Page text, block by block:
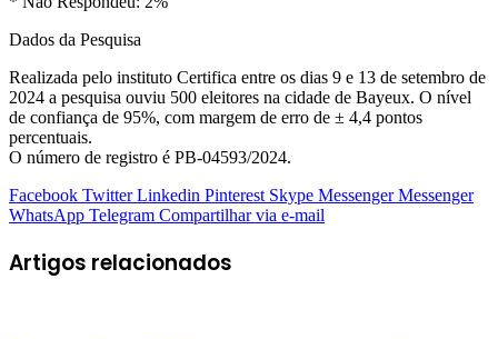
Dados da Pesquisa
Realizada pelo instituto Certifica entre os dias 9 e 13 de setembro de
2024 a pesquisa ouviu 500 eleitores na cidade de Bayeux. O nível
de confiança de 95%, com margem de erro de ± 4,4 pontos
percentuais.
O número de registro é PB-04593/2024.
Facebook Twitter Linkedin Pinterest Skype Messenger Messenger
WhatsApp Telegram Compartilhar via e-mail
Artigos relacionados